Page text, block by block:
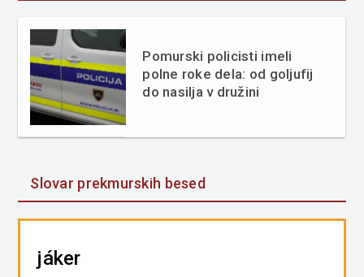
Pomurski policisti imeli
polne roke dela: od goljufij
do nasilja v družini
Slovar prekmurskih besed
jáker